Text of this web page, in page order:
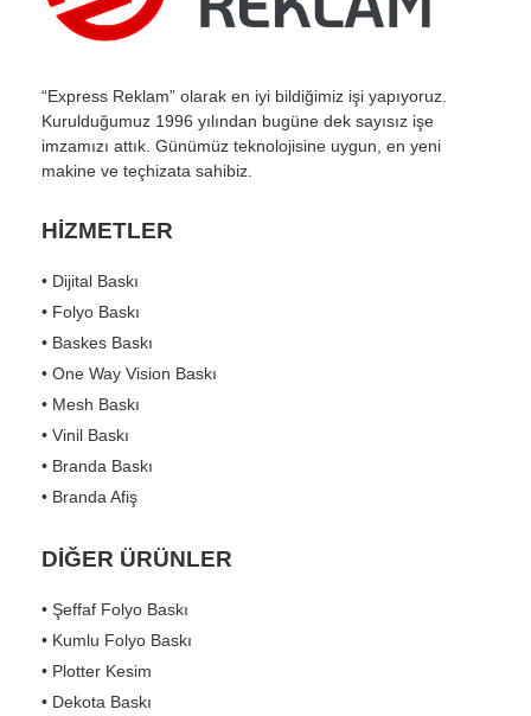
“Express Reklam” olarak en iyi bildiğimiz işi yapıyoruz.
Kurulduğumuz 1996 yılından bugüne dek sayısız işe
imzamızı attık. Günümüz teknolojisine uygun, en yeni
makine ve teçhizata sahibiz.
HİZMETLER
• Dijital Baskı
• Folyo Baskı
• Baskes Baskı
• One Way Vision Baskı
• Mesh Baskı
• Vinil Baskı
• Branda Baskı
• Branda Afiş
DİĞER ÜRÜNLER
• Şeffaf Folyo Baskı
• Kumlu Folyo Baskı
• Plotter Kesim
• Dekota Baskı